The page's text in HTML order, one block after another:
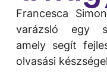
Francesca
varázsló egy
amely segít
olvasási